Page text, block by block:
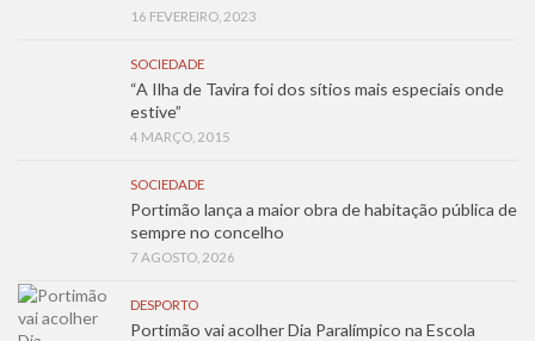
16 FEVEREIRO, 2023
SOCIEDADE
“A Ilha de Tavira foi dos sítios mais especiais onde
estive”
4 MARÇO, 2015
SOCIEDADE
Portimão lança a maior obra de habitação pública de
sempre no concelho
7 AGOSTO, 2026
DESPORTO
Portimão vai acolher Dia Paralímpico na Escola